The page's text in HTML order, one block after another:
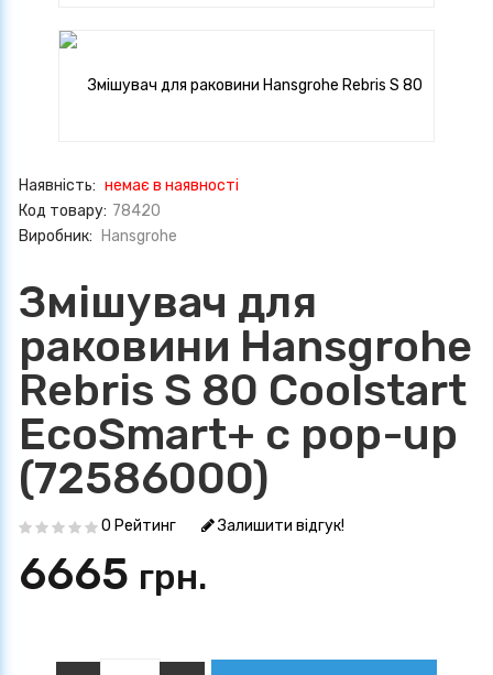
Наявність: немає в наявності
Код товару: 78420
Виробник:
Hansgrohe
Змішувач для
раковини Hansgrohe
Rebris S 80 Coolstart
EcoSmart+ с pop-up
(72586000)
0 Рейтинг Залишити відгук!
6665 грн.